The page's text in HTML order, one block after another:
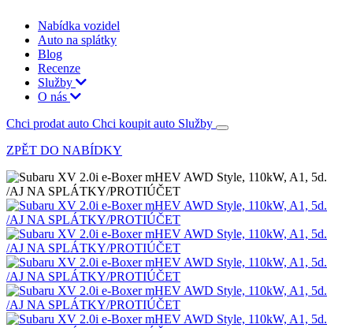
Nabídka vozidel
Auto na splátky
Blog
Recenze
Služby
O nás
Chci prodat auto Chci koupit auto Služby
ZPĚT DO NABÍDKY